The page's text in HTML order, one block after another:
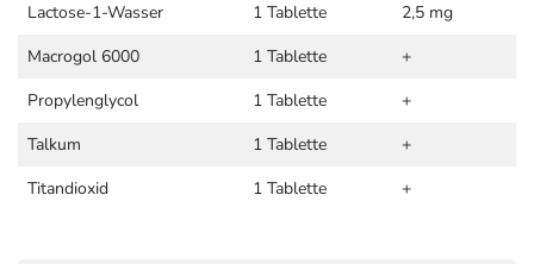
Lactose-1-Wasser 1 Tablette
2,5 mg
Macrogol 6000
1 Tablette
+
Propylenglycol
1 Tablette
+
Talkum
1 Tablette
+
Titandioxid
1 Tablette +